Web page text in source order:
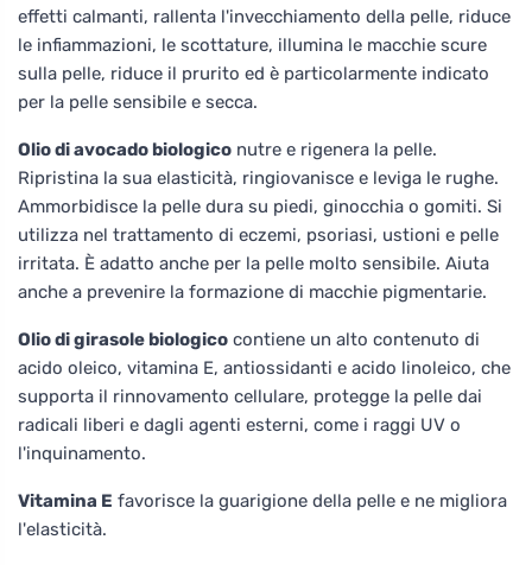
effetti calmanti, rallenta l'invecchiamento della pelle, riduce
le infiammazioni, le scottature, illumina le macchie scure
sulla pelle, riduce il prurito ed è particolarmente indicato
per la pelle sensibile e secca.
Olio di avocado biologico nutre e rigenera la pelle.
Ripristina la sua elasticità, ringiovanisce e leviga le rughe.
Ammorbidisce la pelle dura su piedi, ginocchia o gomiti. Si
utilizza nel trattamento di eczemi, psoriasi, ustioni e pelle
irritata. È adatto anche per la pelle molto sensibile. Aiuta
anche a prevenire la formazione di macchie pigmentarie.
Olio di girasole biologico contiene un alto contenuto di
acido oleico, vitamina E, antiossidanti e acido linoleico, che
supporta il rinnovamento cellulare, protegge la pelle dai
radicali liberi e dagli agenti esterni, come i raggi UV o
l'inquinamento.
Vitamina E favorisce la guarigione della pelle e ne migliora
l'elasticità.